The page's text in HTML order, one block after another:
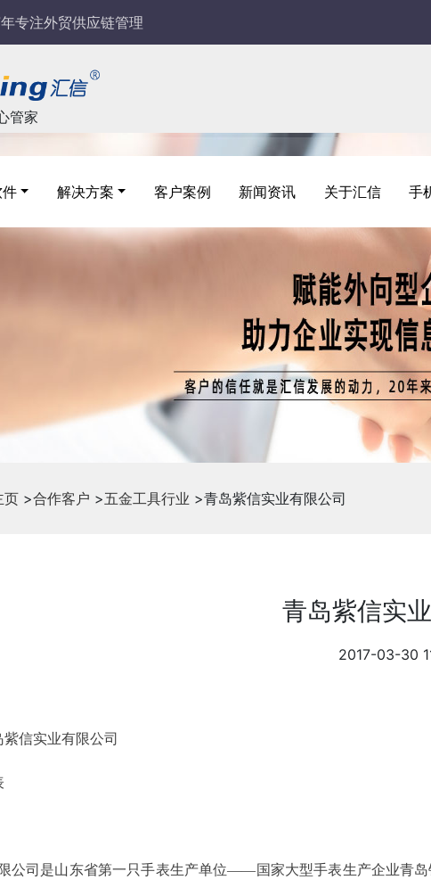
专注外贸供应链管理
管家
解决方案 客户案例 新闻资讯 关于汇信 手
页 >合作客户 >五金工具行业 >青岛紫信实业有限公司
青岛紫信实
2017-03-30
紫信实业有限公司
公司是山东省第一只手表生产单位——国家大型手表生产企业青